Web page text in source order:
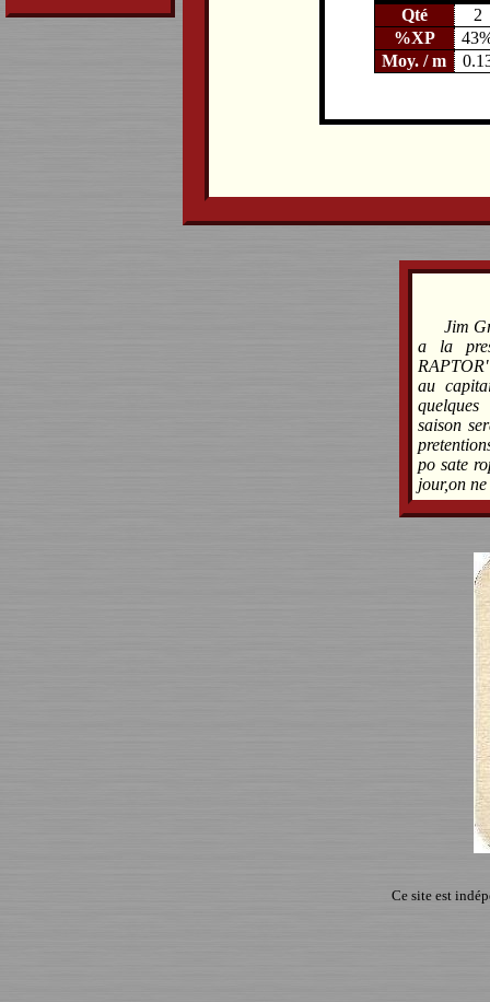
Qté
2
%XP
Moy. / m
Jim
a la
au
saison
po sate
jour,on
Ce site est